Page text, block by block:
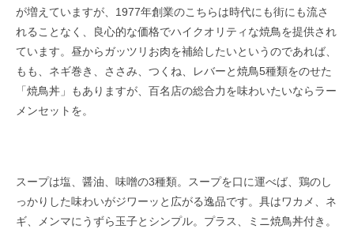
が増えていますが、1977年創業のこちらは時代にも街にも流さ
れることなく、良心的な価格でハイクオリティな焼鳥を提供され
ています。昼からガッツリお肉を補給したいというのであれば、
もも、ネギ巻き、ささみ、つくね、レバーと焼鳥5種類をのせた
「焼鳥丼」もありますが、百名店の総合力を味わいたいならラー
メンセットを。
スープは塩、醤油、味噌の3種類。スープを口に運べば、鶏のし
っかりした味わいがジワーッと広がる逸品です。具はワカメ、ネ
ギ、メンマにうずら玉子とシンプル。プラス、ミニ焼鳥丼付き。